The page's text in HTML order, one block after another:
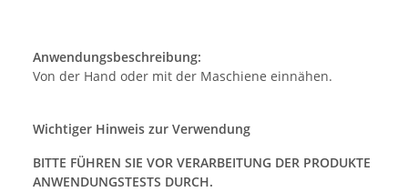
Anwendungsbeschreibung:
Von der Hand oder mit der Maschiene einnähen.
Wichtiger Hinweis zur Verwendung
BITTE FÜHREN SIE VOR VERARBEITUNG DER PRODUKTE
ANWENDUNGSTESTS DURCH.